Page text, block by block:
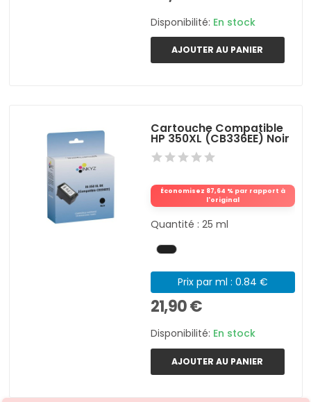
Disponibilité: En stock
AJOUTER AU PANIER
Cartouche Compatible
HP 350XL (CB336EE) Noir
Économisez 87,64 % par rapport à
l'original
Quantité : 25 ml
Prix par ml : 0.84 €
21,90 €
Disponibilité: En stock
AJOUTER AU PANIER